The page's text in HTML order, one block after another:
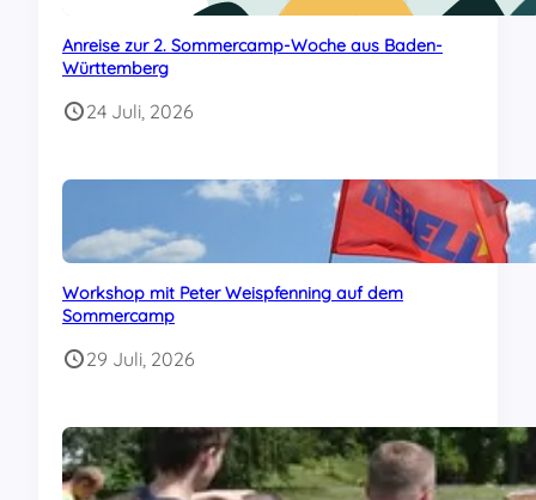
Anreise zur 2. Sommercamp-Woche aus Baden-
Württemberg
24 Juli, 2026
Workshop mit Peter Weispfenning auf dem
Sommercamp
29 Juli, 2026